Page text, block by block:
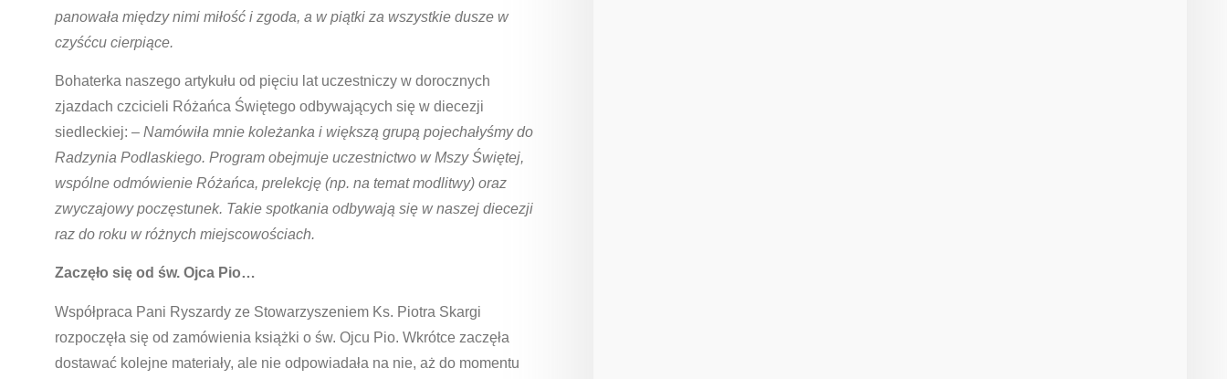
panowała między nimi miłość i zgoda, a w piątki za wszystkie dusze w
czyśćcu cierpiące.
Bohaterka naszego artykułu od pięciu lat uczestniczy w dorocznych
zjazdach czcicieli Różańca Świętego odbywających się w diecezji
siedleckiej: – Namówiła mnie koleżanka i większą grupą pojechałyśmy do
Radzynia Podlaskiego. Program obejmuje uczestnictwo w Mszy Świętej,
wspólne odmówienie Różańca, prelekcję (np. na temat modlitwy) oraz
zwyczajowy poczęstunek. Takie spotkania odbywają się w naszej diecezji
raz do roku w różnych miejscowościach.
Zaczęło się od św. Ojca Pio…
Współpraca Pani Ryszardy ze Stowarzyszeniem Ks. Piotra Skargi
rozpoczęła się od zamówienia książki o św. Ojcu Pio. Wkrótce zaczęła
dostawać kolejne materiały, ale nie odpowiadała na nie, aż do momentu